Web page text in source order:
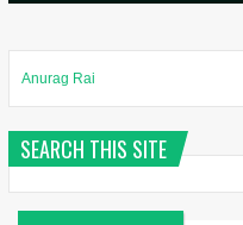
Anurag Rai
SEARCH THIS SITE